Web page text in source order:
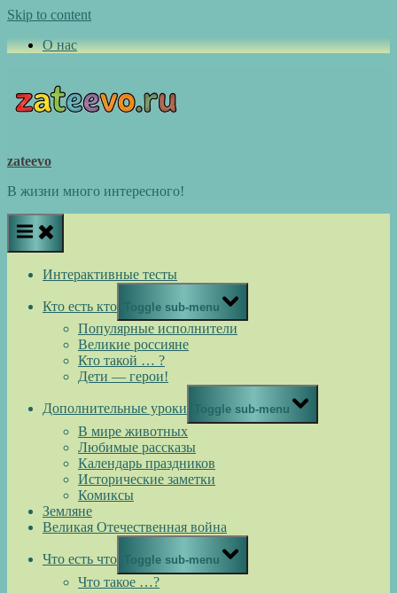
Skip to content
О нас
zateevo
В жизни много интересного!
Интерактивные тесты
Кто есть кто Toggle sub-menu
Популярные исполнители
Великие россияне
Кто такой … ?
Дети — герои!
Дополнительные уроки Toggle sub-menu
В мире животных
Любимые рассказы
Календарь праздников
Исторические заметки
Комиксы
Земляне
Великая Отечественная война
Что есть что Toggle sub-menu
Что такое …?